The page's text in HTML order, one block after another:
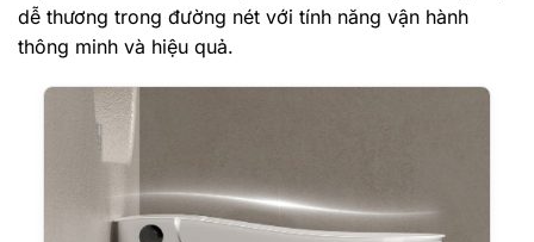
dễ thương trong đường nét với tính năng vận hành
thông minh và hiệu quả.